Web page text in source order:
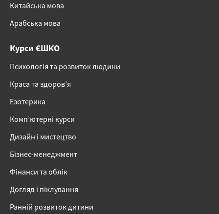
Китайська мова
Арабська мова
Курси ЄШКО
Психологія та розвиток людини
Краса та здоров’я
Езотерика
Комп’ютерні курси
Дизайн і мистецтво
Бізнес-менеджмент
Фінанси та облік
Догляд і піклування
Ранній розвиток дитини